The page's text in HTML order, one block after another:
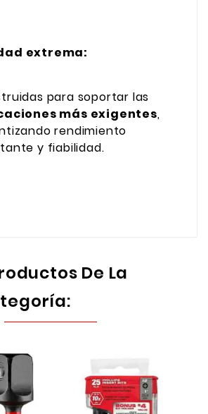
extrema:
para soportar las
más exigentes,
rendimiento
y fiabilidad.
De La